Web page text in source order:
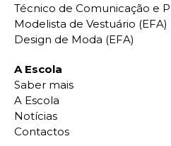
Técnico de Comunicação e
Modelista de Vestuário (EFA)
Design de Moda (EFA)
A Escola
Saber mais
A Escola
Notícias
Contactos